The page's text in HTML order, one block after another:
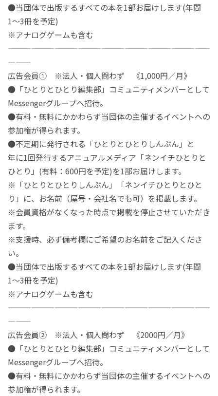
●当団体で出版するすべての本を1部お届けします(年間
1〜3冊を予定)
※アナログゲームも含む
——————————————————————————
———
広告会員① ※法人・個人問わず 《1,000円／月》
●「ひとりとひとり編集部」コミュニティメンバーとして
Messengerグループへ招待。
●有料・無料にかかわらず当団体の主催するイベントへの
参加権が得られます。
●不定期に発行される「ひとりとひとりしんぶん」と
年に1回発行するアニュアルメディア「ネンイチひとりと
ひとり」(有料：600円を予定)を1部お届けします。
※「ひとりとひとりしんぶん」「ネンイチひとりとひと
り」に、お名前（屋号・会社名でも可）を掲載します。
※会員資格がなくなった時点で掲載を停止させていただき
ます。
※支援時、必ず備考欄にご希望のお名前をご記入くださ
い。
●当団体で出版するすべての本を1部お届けします(年間
1〜3冊を予定)
※アナログゲームも含む
——————————————————————————
———
広告会員② ※法人・個人問わず 《2000円／月》
●「ひとりとひとり編集部」コミュニティメンバーとして
Messengerグループへ招待。
●有料・無料にかかわらず当団体の主催するイベントへの
参加権が得られます。